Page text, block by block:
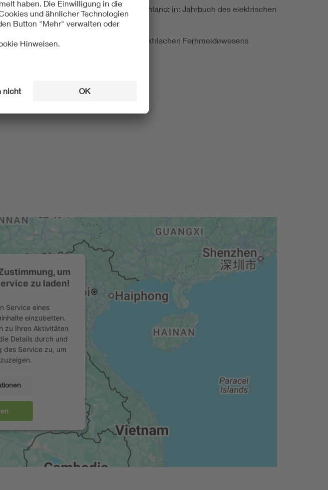
in der Bundesrepublik Deutschland; in: Jahrbuch des elektrischen
Gestaltung; in: Jahrbuch des elektrischen Fernmeldewesens
um
zu laden!
Service eines
einzubetten.
zu Ihren Aktivitäten
Details durch und
des Service zu, um